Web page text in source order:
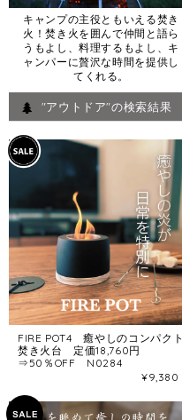
キャンプの主役ともいえる焚き
火！焚き火を囲んで仲間と語ら
うもよし、料理するもよし、キ
ャンパーに贅沢な時間を提供し
てくれる。
"アウトドア"の検索結果
FIRE POT4 癒やしのコンパクト
焚き火台 定価18,760円
⇒50％OFF N0284
¥9,380